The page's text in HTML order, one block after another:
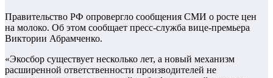
Правительство РФ опровергло сообщения СМИ о росте цен
на молоко. Об этом сообщает пресс-служба вице-премьера
Виктории Абрамченко.
«Экосбор существует несколько лет, а новый механизм
расширенной ответственности производителей не